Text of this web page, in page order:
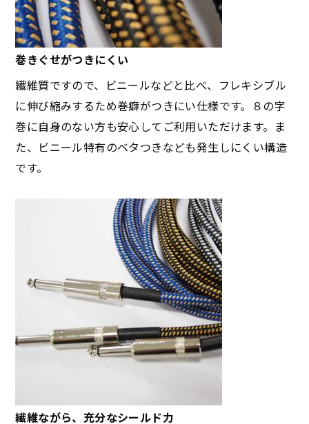
巻きぐせがつきにくい
繊維質ですので、ビニールなどと比べ、フレキシブル
に伸び縮みするため巻癖がつきにい仕様です。８の字
巻に自身のない方も安心してご利用いただけます。ま
た、ビニール特有のベタつきなども発生しにくい構造
です。
繊維ながら、充分なシールド力